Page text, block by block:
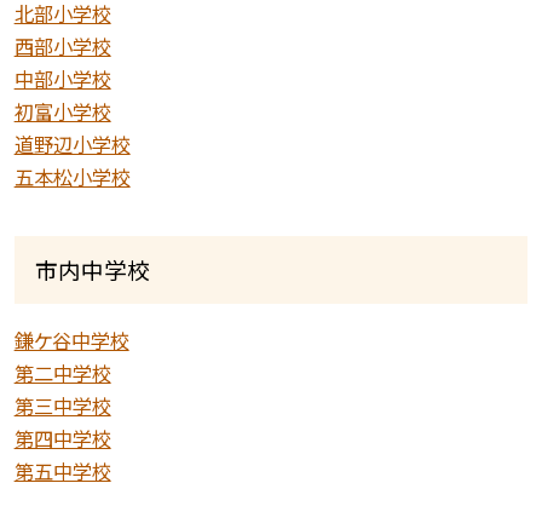
北部小学校
西部小学校
中部小学校
初富小学校
道野辺小学校
五本松小学校
市内中学校
鎌ケ谷中学校
第二中学校
第三中学校
第四中学校
第五中学校